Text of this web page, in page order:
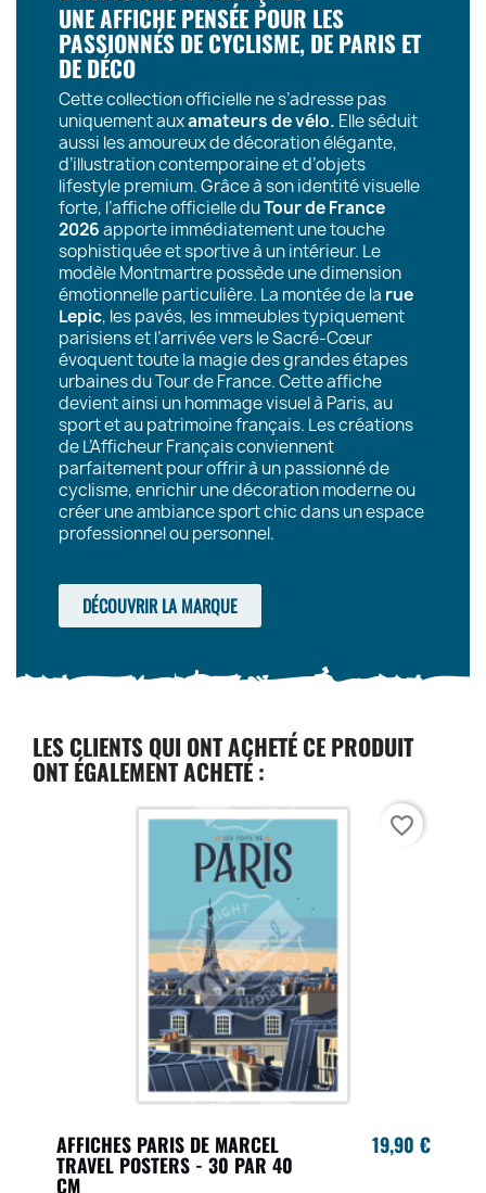
UNE AFFICHE PENSÉE POUR LES
PASSIONNÉS DE CYCLISME, DE PARIS ET
DE DÉCO
Cette collection officielle ne s’adresse pas
uniquement auxamateurs de vélo. Elle séduit
aussi les amoureux de décoration élégante,
d’illustration contemporaine et d’objets
lifestyle premium. Grâce à son identité visuelle
forte, l’affiche officielle duTour de France
2026apporte immédiatement une touche
sophistiquée et sportive à un intérieur. Le
modèle Montmartre possède une dimension
émotionnelle particulière. La montée de la rue
Lepic, les pavés, les immeubles typiquement
parisiens et l’arrivée vers le Sacré-Cœur
évoquent toute la magie des grandes étapes
urbaines du Tour de France. Cette affiche
devient ainsi un hommage visuel à Paris, au
sport et au patrimoine français. Les créations
de L’Afficheur Français conviennent
parfaitement pour offrir à un passionné de
cyclisme, enrichir une décoration moderne ou
créer une ambiance sport chic dans un espace
professionnel ou personnel.
DÉCOUVRIR LA MARQUE
LES CLIENTS QUI ONT ACHETÉ CE PRODUIT
ONT ÉGALEMENT ACHETÉ :
AFFICHES PARIS DE MARCEL
TRAVEL POSTERS - 30 PAR 40
CM
19,90 €
favorite_border